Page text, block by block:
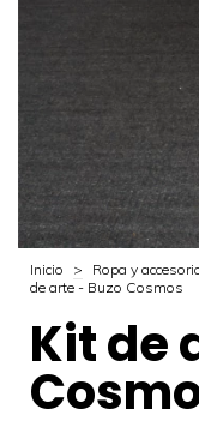
Inicio > Ropa y
de arte - Buzo Cosmos
Kit de